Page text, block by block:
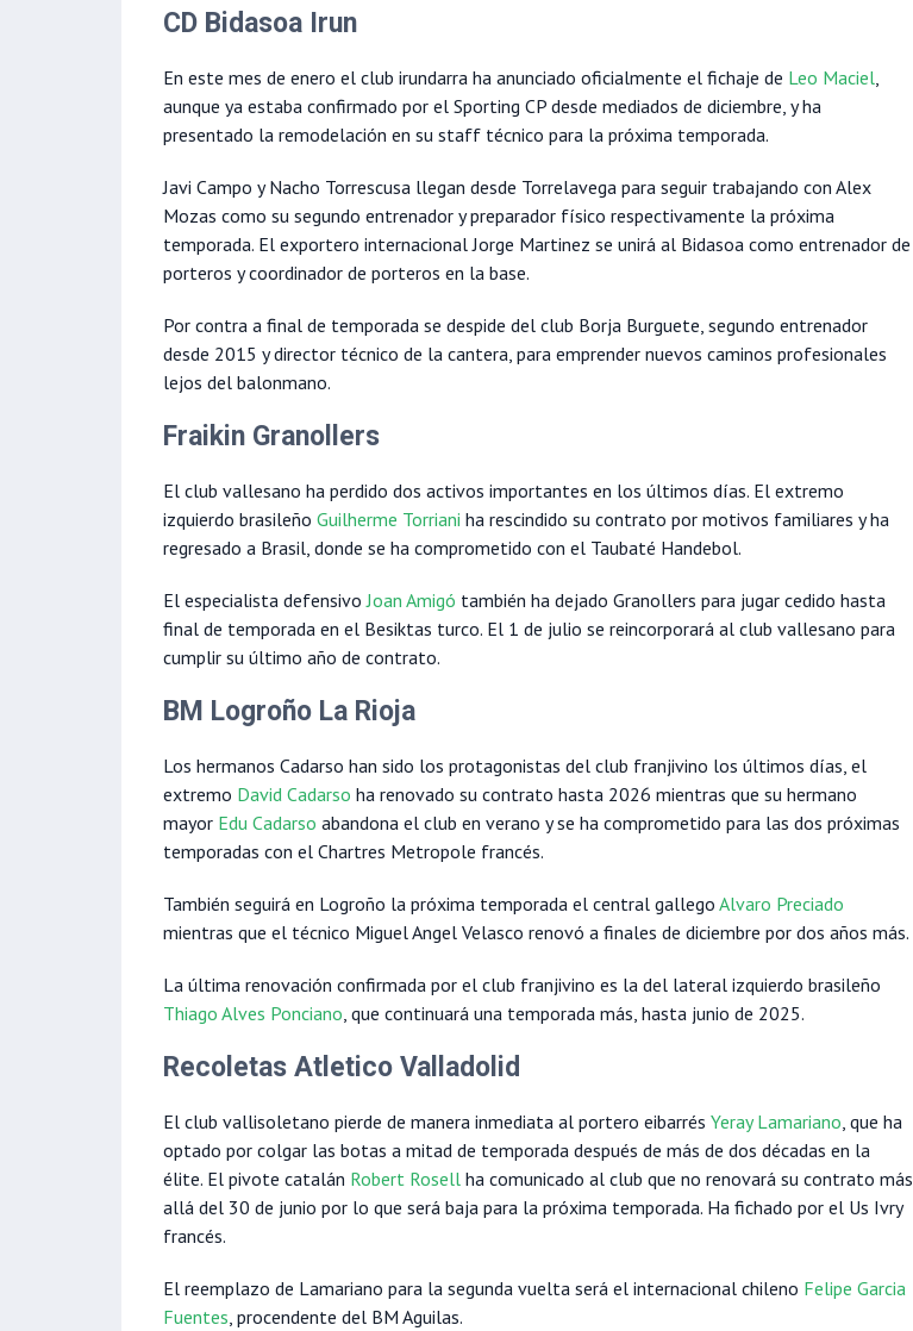
CD Bidasoa Irun
En este mes de enero el club irundarra ha anunciado oficialmente el fichaje de Leo Maciel,
aunque ya estaba confirmado por el Sporting CP desde mediados de diciembre, y ha
presentado la remodelación en su staff técnico para la próxima temporada.
Javi Campo y Nacho Torrescusa llegan desde Torrelavega para seguir trabajando con Alex
Mozas como su segundo entrenador y preparador físico respectivamente la próxima
temporada. El exportero internacional Jorge Martinez se unirá al Bidasoa como entrenador de
porteros y coordinador de porteros en la base.
Por contra a final de temporada se despide del club Borja Burguete, segundo entrenador
desde 2015 y director técnico de la cantera, para emprender nuevos caminos profesionales
lejos del balonmano.
Fraikin Granollers
El club vallesano ha perdido dos activos importantes en los últimos días. El extremo
izquierdo brasileño Guilherme Torriani ha rescindido su contrato por motivos familiares y ha
regresado a Brasil, donde se ha comprometido con el Taubaté Handebol.
El especialista defensivoJoan Amigó también ha dejado Granollers para jugar cedido hasta
final de temporada en el Besiktas turco. El 1 de julio se reincorporará al club vallesano para
cumplir su último año de contrato.
BM Logroño La Rioja
Los hermanos Cadarso han sido los protagonistas del club franjivino los últimos días, el
extremo David Cadarso ha renovado su contrato hasta 2026 mientras que su hermano
mayor Edu Cadarso abandona el club en verano y se ha comprometido para las dos próximas
temporadas con el Chartres Metropole francés.
También seguirá en Logroño la próxima temporada el central gallego Alvaro Preciado
mientras que el técnico Miguel Angel Velasco renovó a finales de diciembre por dos años más.
La última renovación confirmada por el club franjivino es la del lateral izquierdo brasileño
Thiago Alves Ponciano, que continuará una temporada más, hasta junio de 2025.
Recoletas Atletico Valladolid
El club vallisoletano pierde de manera inmediata al portero eibarrés Yeray Lamariano, que ha
optado por colgar las botas a mitad de temporada después de más de dos décadas en la
élite. El pivote catalán Robert Rosell ha comunicado al club que no renovará su contrato más
allá del 30 de junio por lo que será baja para la próxima temporada. Ha fichado por el Us Ivry
francés.
El reemplazo de Lamariano para la segunda vuelta será el internacional chileno Felipe Garcia
Fuentes, procendente del BM Aguilas.